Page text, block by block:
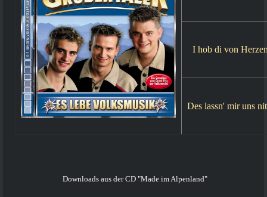
I hob di von
Des lassn' mir uns
Downloads aus der CD "Made im Alpenland"